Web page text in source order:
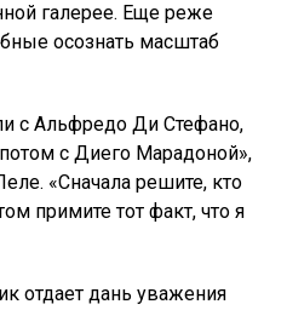
галерее. Еще реже
осознать масштаб
с Альфредо Ди Стефано,
с Диего Марадоной»,
«Сначала решите, кто
примите тот факт, что я
отдает дань уважения